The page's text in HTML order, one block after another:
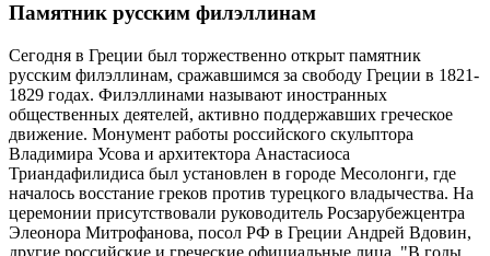
Памятник русским филэллинам
Сегодня в Греции был торжественно открыт памятник
русским филэллинам, сражавшимся за свободу Греции в 1821-
1829 годах. Филэллинами называют иностранных
общественных деятелей, активно поддержавших греческое
движение. Монумент работы российского скульптора
Владимира Усова и архитектора Анастасиоса
Триандафилидиса был установлен в городе Месолонги, где
началось восстание греков против турецкого владычества. На
церемонии присутствовали руководитель Росзарубежцентра
Элеонора Митрофанова, посол РФ в Греции Андрей Вдовин,
другие российские и греческие официальные лица. "В годы